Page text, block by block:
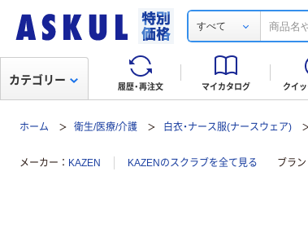
すべて
履歴・再注文 マイカタログ クイ
カテゴリー
ホーム 衛生/医療/介護 白衣・ナース服(ナースウェア)
メーカー KAZEN KAZENのスクラブを全て見る ブラン